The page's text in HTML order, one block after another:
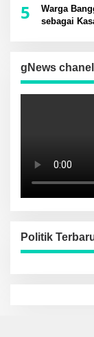
5
Warga
sebagai
gNews chanel
Politik